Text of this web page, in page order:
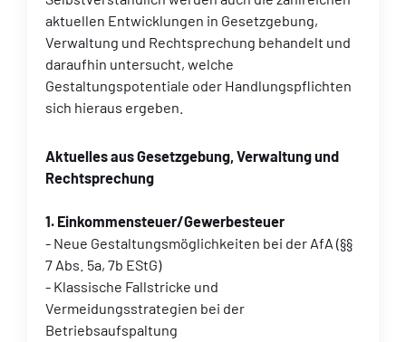
aktuellen Entwicklungen in Gesetzgebung,
Verwaltung und Rechtsprechung behandelt und
daraufhin untersucht, welche
Gestaltungspotentiale oder Handlungspflichten
sich hieraus ergeben.
Aktuelles aus Gesetzgebung, Verwaltung und
Rechtsprechung
1. Einkommensteuer/Gewerbesteuer
- Neue Gestaltungsmöglichkeiten bei der AfA (§§
7 Abs. 5a, 7b EStG)
- Klassische Fallstricke und
Vermeidungsstrategien bei der
Betriebsaufspaltung